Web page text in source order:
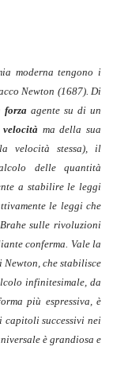
moderna tengono i
Newton (1687). Di
forza agente su di un
velocità ma della sua
velocità stessa), il
delle quantità
a stabilire le leggi
le leggi che
sulle rivoluzioni
conferma. Vale la
che stabilisce
infinitesimale, da
più espressiva, è
capitoli successivi nei
è grandiosa e